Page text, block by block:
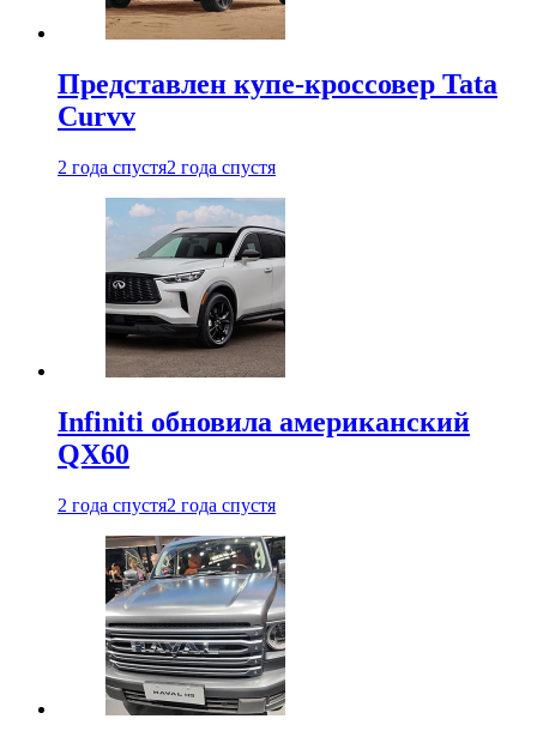
Представлен купе-кроссовер Tata
Curvv
2 года спустя2 года спустя
Infiniti обновила американский
QX60
2 года спустя2 года спустя